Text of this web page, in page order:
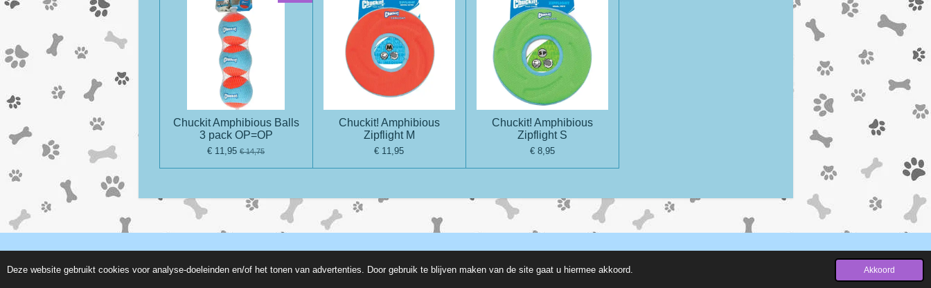
Deze website gebruikt cookies voor analyse-doeleinden en/of het tonen van advertenties. Door gebruik te blijven maken van de site gaat u hiermee akkoord. Akkoord
Chuckit Amphibious Balls
3 pack OP=OP
€ 11,95 € 14,75
Chuckit! Amphibious
Zipflight M
€ 11,95
Chuckit! Amphibious
Zipflight S
€ 8,95